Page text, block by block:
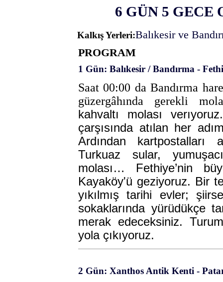
6 GÜN 5
Kalkış Yerleri:Balıkesir ve
PROGRAM
1 Gün: Balıkesir / Bandırma -
Saat 00:00 da Bandırma
güzergâhında gerekli
kahvaltı molası
çarşısında atılan her
Ardından kartpostalları
Turkuaz sular,
molası… Fethiye’nin
Kayaköy'ü geziyoruz. Bir
yıkılmış tarihi evler;
sokaklarında yürüdükçe
merak edeceksiniz.
yola çıkıyoruz.
2 Gün: Xanthos Antik Kenti -